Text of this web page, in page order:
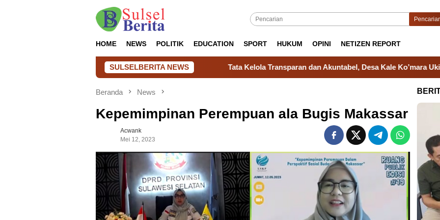
HOME NEWS POLITIK EDUCATION SPORT HUKUM OPINI NETIZEN REPORT
SULSELBERITA NEWSTata Kelola Transparan dan Akuntabel, Desa Kale Ko’mara Ukir Prestasi di
Beranda News
Kepemimpinan Perempuan ala Bugis Makassar
Acwank
Mei 12, 2023